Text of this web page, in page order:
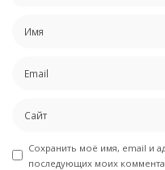
Сохранить моё имя, email и
последующих моих